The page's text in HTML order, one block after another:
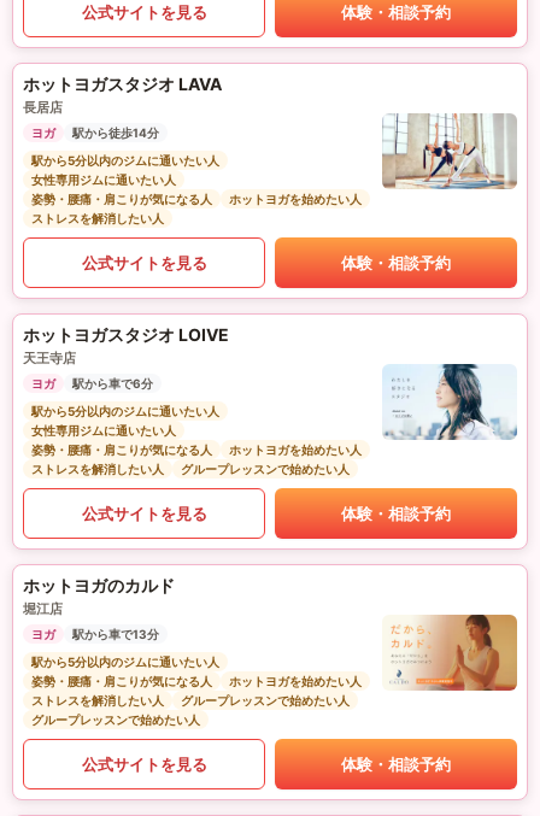
公式サイトを見る 体験・相談予約
ホットヨガスタジオ LAVA
長居店
ヨガ
駅から徒歩14分
駅から5分以内のジムに通いたい人
女性専用ジムに通いたい人
姿勢・腰痛・肩こりが気になる人
ホットヨガを始めたい人
ストレスを解消したい人
公式サイトを見る 体験・相談予約
ホットヨガスタジオ LOIVE
天王寺店
ヨガ
駅から車で6分
駅から5分以内のジムに通いたい人
女性専用ジムに通いたい人
姿勢・腰痛・肩こりが気になる人
ホットヨガを始めたい人
ストレスを解消したい人
グループレッスンで始めたい人
公式サイトを見る 体験・相談予約
ホットヨガのカルド
堀江店
ヨガ
駅から車で13分
駅から5分以内のジムに通いたい人
姿勢・腰痛・肩こりが気になる人
ホットヨガを始めたい人
ストレスを解消したい人
グループレッスンで始めたい人
グループレッスンで始めたい人
公式サイトを見る 体験・相談予約